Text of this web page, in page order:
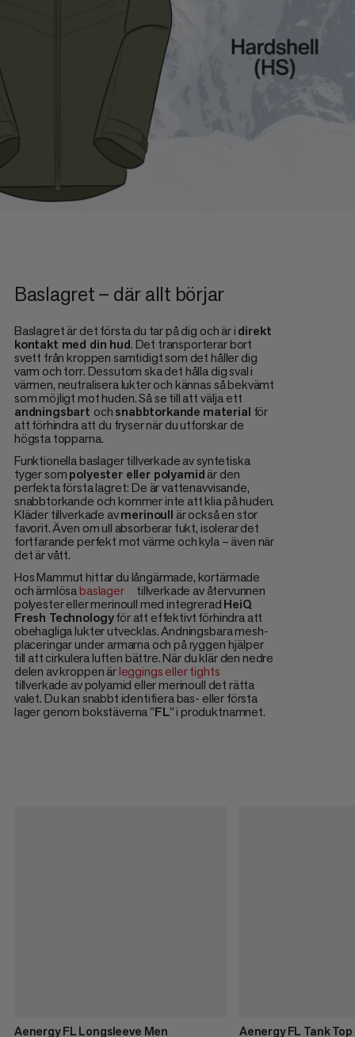
Baslagret – där allt börjar
Baslagret är det första du tar på dig och är idirekt
kontakt med din hud. Det transporterar bort
svett från kroppen samtidigt som det håller dig
varm och torr. Dessutom ska det hålla dig sval i
värmen, neutralisera lukter och kännas så bekvämt
som möjligt mot huden. Så se till att välja ett
andningsbart ochsnabbtorkande material för
att förhindra att du fryser när du utforskar de
högsta topparna.
Funktionella baslager tillverkade av syntetiska
tyger sompolyester eller polyamidär den
perfekta första lagret: De är vattenavvisande,
snabbtorkande och kommer inte att klia på huden.
Kläder tillverkade avmerinoull är också en stor
favorit. Även om ull absorberar fukt, isolerar det
fortfarande perfekt mot värme och kyla – även när
det är vått.
Hos Mammut hittar du långärmade, kortärmade
och ärmlösabaslager
tillverkade av återvunnen
polyester eller merinoull med integreradHeiQ
Fresh Technologyför att effektivt förhindra att
obehagliga lukter utvecklas. Andningsbara mesh-
placeringar under armarna och på ryggen hjälper
till att cirkulera luften bättre. När du klär den nedre
delen av kroppen ärleggings eller tights
tillverkade av polyamid eller merinoull det rätta
valet. Du kan snabbt identifiera bas- eller första
lager genom bokstäverna "FL" i produktnamnet.
Aenergy FL Longsleeve Men Aenergy FL Tank